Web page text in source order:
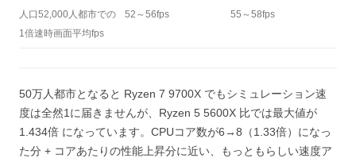
人口52,000人都市での
1倍速時画面平均fps
52～56fps 55～58fps
50万人都市となると Ryzen 7 9700X でもシミュレーション速
度は全然1に届きませんが、Ryzen 5 5600X 比では最大値が
1.434倍 になっています。CPUコア数が6→8（1.33倍）になっ
た分 + コアあたりの性能上昇分に近い、もっともらしい速度ア